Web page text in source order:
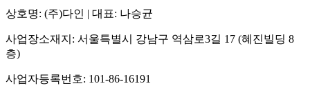
상호명: (주)다인 | 대표: 나승균
사업장소재지: 서울특별시 강남구 역삼로3길 17 (혜진빌딩 8
층)
사업자등록번호: 101-86-16191